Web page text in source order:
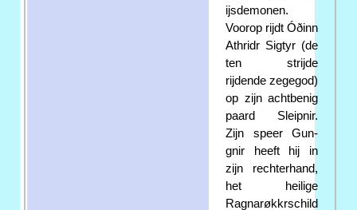
ijsdemonen.
Voorop rijdt Óðinn
Athridr Sigtyr (de
ten strijde
rijdende zegegod)
op zijn achtbenig
paard Sleipnir.
Zijn speer Gun-
gnir heeft hij in
zijn rechterhand,
het heilige
Ragnarøkkrschild